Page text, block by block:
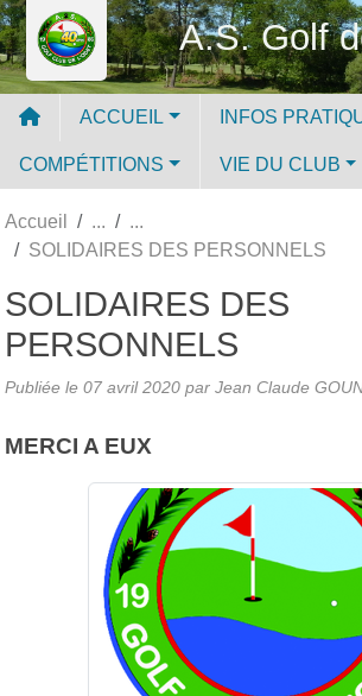
A.S. Golf
ACCUEIL INFOS
COMPÉTITIONS VIE DU CLUB
Accueil
SOLIDAIRES DES PERSONNELS
SOLIDAIRES DES
PERSONNELS
Publiée le 07 avril 2020 par Jean Claude
MERCI A EUX
Panneau de gestion des cookies